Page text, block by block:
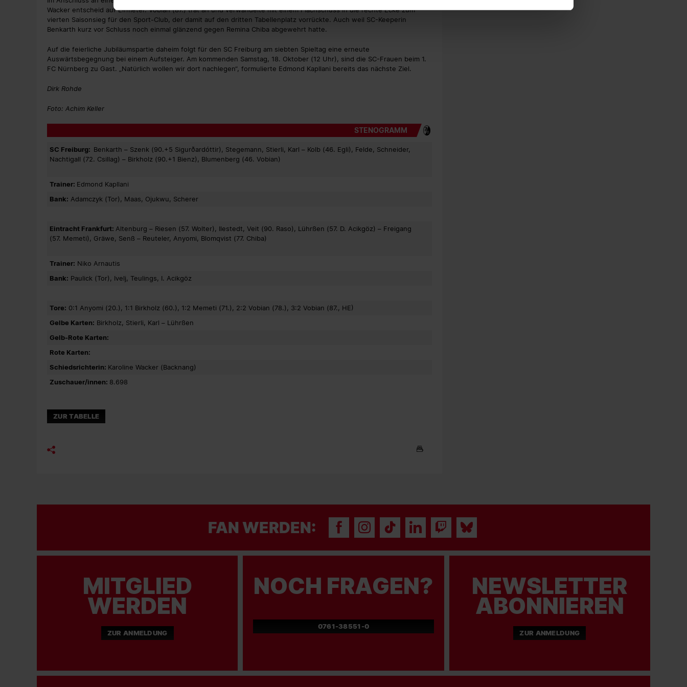
Wacker entscheid auf Elfmeter. Vobian (87.) trat an und verwandelte mit einem Flachschuss in die rechte Ecke zum
vierten Saisonsieg für den Sport-Club, der damit auf den dritten Tabellenplatz vorrückte. Auch weil SC-Keeperin
Benkarth kurz vor Schluss noch einmal glänzend gegen Remina Chiba abgewehrt hatte.
Auf die feierliche Jubiläumspartie daheim folgt für den SC Freiburg am siebten Spieltag eine erneute
Auswärtsbegegnung bei einem Aufsteiger. Am kommenden Samstag, 18. Oktober (12 Uhr), sind die SC-Frauen beim 1.
FC Nürnberg zu Gast. „Natürlich wollen wir dort nachlegen“, formulierte Edmond Kapllani bereits das nächste Ziel.
Dirk Rohde
Foto: Achim Keller
STENOGRAMM
SC Freiburg: Benkarth – Szenk (90.+5 Sigurðardóttir), Stegemann, Stierli, Karl – Kolb (46. Egli), Felde, Schneider,
Nachtigall (72. Csillag) – Birkholz (90.+1 Bienz), Blumenberg (46. Vobian)
Trainer: Edmond Kapllani
Bank: Adamczyk (Tor), Maas, Ojukwu, Scherer
Eintracht Frankfurt: Altenburg – Riesen (57. Wolter), Ilestedt, Veit (90. Raso), Lührßen (57. D. Acikgöz) – Freigang
(57. Memeti), Gräwe, Senß – Reuteler, Anyomi, Blomqvist (77. Chiba)
Trainer: Niko Arnautis
Bank: Paulick (Tor), Ivelj, Teulings, I. Acikgöz
Tore: 0:1 Anyomi (20.), 1:1 Birkholz (60.), 1:2 Memeti (71.), 2:2 Vobian (78.), 3:2 Vobian (87., HE)
Gelbe Karten: Birkholz, Stierli, Karl – Lührßen
Gelb-Rote Karten:
Rote Karten:
Schiedsrichterin: Karoline Wacker (Backnang)
Zuschauer/innen: 8.698
ZUR TABELLE
FAN WERDEN:
MITGLIED
WERDEN
ZUR ANMELDUNG
NOCH FRAGEN?
0761-38551-0
NEWSLETTER
ABONNIEREN
ZUR ANMELDUNG